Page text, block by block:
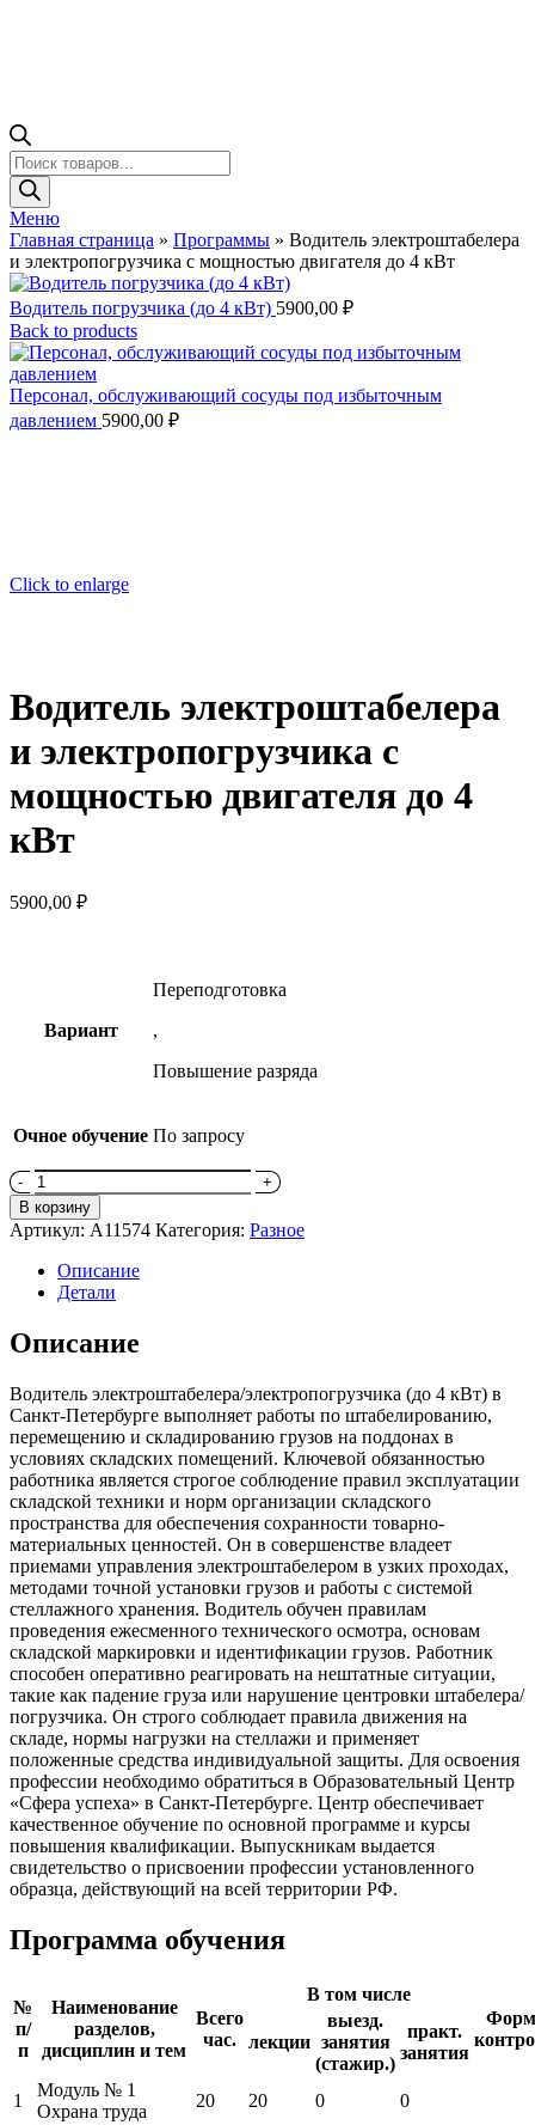
Поиск
товаров
Меню
Главная страница » Программы » Водитель электроштабелера
и электропогрузчика с мощностью двигателя до 4 кВт
Водитель погрузчика (до 4 кВт) 5900,00 ₽
Back to products
Персонал, обслуживающий сосуды под избыточным
давлением 5900,00 ₽
Click to enlarge
Водитель электроштабелера
и электропогрузчика с
мощностью двигателя до 4
кВт
5900,00 ₽
Вариант
Переподготовка
,
Повышение разряда
Очное обучение По запросу
Количество
товара
Водитель
электроштабелера
и
электропогрузчика
двигателя
4
кВт
В корзину
Артикул: A11574 Категория: Разное
Описание
Детали
Описание
Водитель электроштабелера/электропогрузчика (до 4 кВт) в
Санкт-Петербурге выполняет работы по штабелированию,
перемещению и складированию грузов на поддонах в
условиях складских помещений. Ключевой обязанностью
работника является строгое соблюдение правил эксплуатации
складской техники и норм организации складского
пространства для обеспечения сохранности товарно-
материальных ценностей. Он в совершенстве владеет
приемами управления электроштабелером в узких проходах,
методами точной установки грузов и работы с системой
стеллажного хранения. Водитель обучен правилам
проведения ежесменного технического осмотра, основам
складской маркировки и идентификации грузов. Работник
способен оперативно реагировать на нештатные ситуации,
такие как падение груза или нарушение центровки штабелера/
погрузчика. Он строго соблюдает правила движения на
складе, нормы нагрузки на стеллажи и применяет
положенные средства индивидуальной защиты. Для освоения
профессии необходимо обратиться в Образовательный Центр
«Сфера успеха» в Санкт-Петербурге. Центр обеспечивает
качественное обучение по основной программе и курсы
повышения квалификации. Выпускникам выдается
свидетельство о присвоении профессии установленного
образца, действующий на всей территории РФ.
Программа обучения
№
п/
п
Наименование
разделов,
дисциплин и тем
Всего
час.
В том числе
лекции
выезд.
занятия
(стажир.)
практ.
занятия
1
Модуль № 1
Охрана труда
20 20 0 0